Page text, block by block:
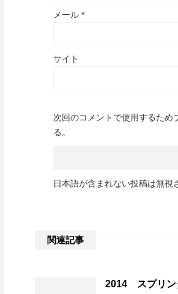
メール *
サイト
次回のコメントで使用するため
る。
日本語が含まれない投稿は無視
関連記事
2014 スプリ